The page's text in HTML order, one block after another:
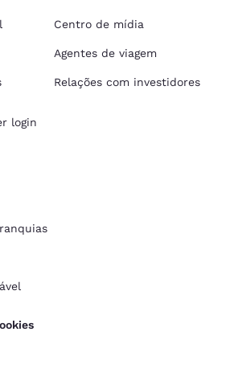
login
Centro de mídia
Agentes de viagem
Relações com investidores